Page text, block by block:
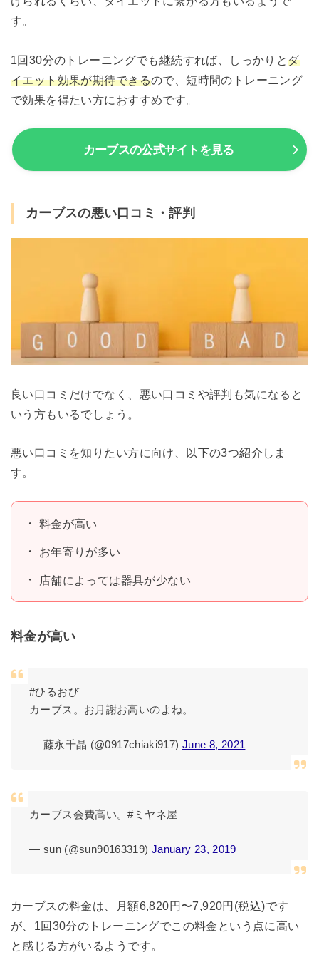
す。
1回30分のトレーニングでも継続すれば、しっかりとダ
イエット効果が期待できるので、短時間のトレーニング
で効果を得たい方におすすめです。
カーブスの公式サイトを見る
カーブスの悪い口コミ・評判
良い口コミだけでなく、悪い口コミや評判も気になると
いう方もいるでしょう。
悪い口コミを知りたい方に向け、以下の3つ紹介しま
す。
料金が高い
お年寄りが多い
店舗によっては器具が少ない
料金が高い
#ひるおび
カーブス。お月謝お高いのよね。
— 藤永千晶 (@0917chiaki917) June 8, 2021
カーブス会費高い。#ミヤネ屋
— sun (@sun90163319) January 23, 2019
カーブスの料金は、月額6,820円〜7,920円(税込)です
が、1回30分のトレーニングでこの料金という点に高い
と感じる方がいるようです。